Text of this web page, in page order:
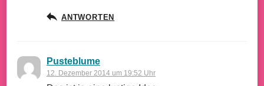
ANTWORTEN
Pusteblume
12. Dezember 2014 um 19:52 Uhr